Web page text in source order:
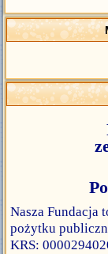
Nasza Fundacja
pożytku
KRS: